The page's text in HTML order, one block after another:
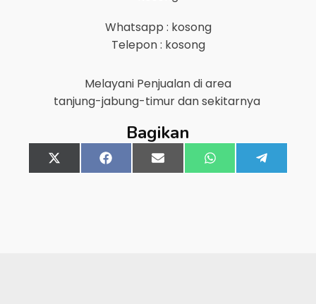
Whatsapp : kosong
Telepon : kosong
Melayani Penjualan di area
tanjung-jabung-timurdan sekitarnya
Bagikan
Share
on
X
(Twitter)
Share
on
FacebookShare
on
Email Share
on
WhatsApp
on